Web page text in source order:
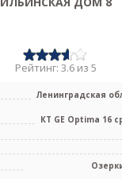
Рейтинг: 3.6 из 5
Ленинградская
КТ GE Optima 16